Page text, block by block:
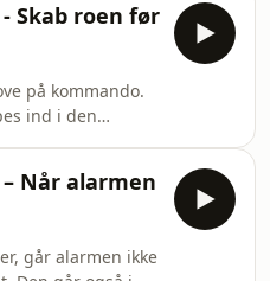
Helen Lyng
med den kæde,
igennem:
adfærd.
noget,
en følelse
følger. Forstår du
Skab roen før
på kommando.
ind i den
i
Rashid og
Lyng
som mere end et
Når alarmen
går alarmen ikke